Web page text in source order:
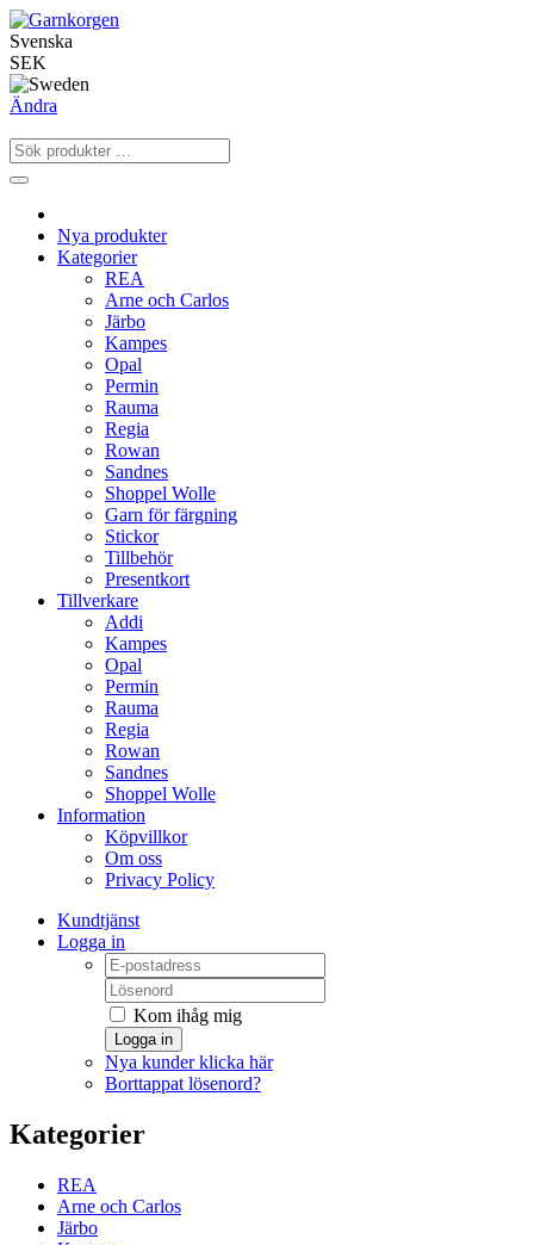
Svenska
SEK
Ändra
Nya produkter
Kategorier
REA
Arne och Carlos
Järbo
Kampes
Opal
Permin
Rauma
Regia
Rowan
Sandnes
Shoppel Wolle
Garn för färgning
Stickor
Tillbehör
Presentkort
Tillverkare
Addi
Kampes
Opal
Permin
Rauma
Regia
Rowan
Sandnes
Shoppel Wolle
Information
Köpvillkor
Om oss
Privacy Policy
Kundtjänst
Logga in
Kom ihåg mig
Logga in
Nya kunder klicka här
Borttappat lösenord?
Kategorier
REA
Arne och Carlos
Järbo